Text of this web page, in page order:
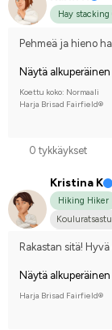
Hay
Pehmeä ja hieno
Näytä alkuperäinen
Koettu koko: Normaali
Harja Brisad Fairfield®
0 tykkäykset
Kristina K
Hiking Hiker
Rakastan sitä! Hyvä
Näytä alkuperäinen
Harja Brisad Fairfield®